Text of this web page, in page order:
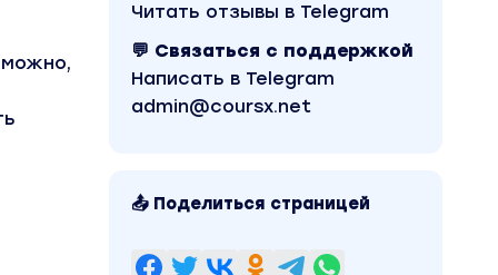
можно,
Читать отзывы в Telegram
💬 Связаться с поддержкой
Написать в Telegram
admin@coursx.net
📤 Поделиться страницей